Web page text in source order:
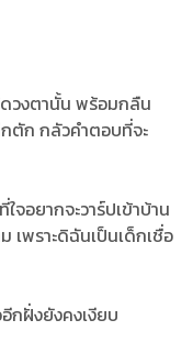
ดวงตานั้น พร้อมกลืน
ตัก กลัวคำตอบที่จะ
จอยากจะวาร์ปเข้าบ้าน
เพราะดิฉันเป็นเด็กเชื่อ
กฝั่งยังคงเงียบ